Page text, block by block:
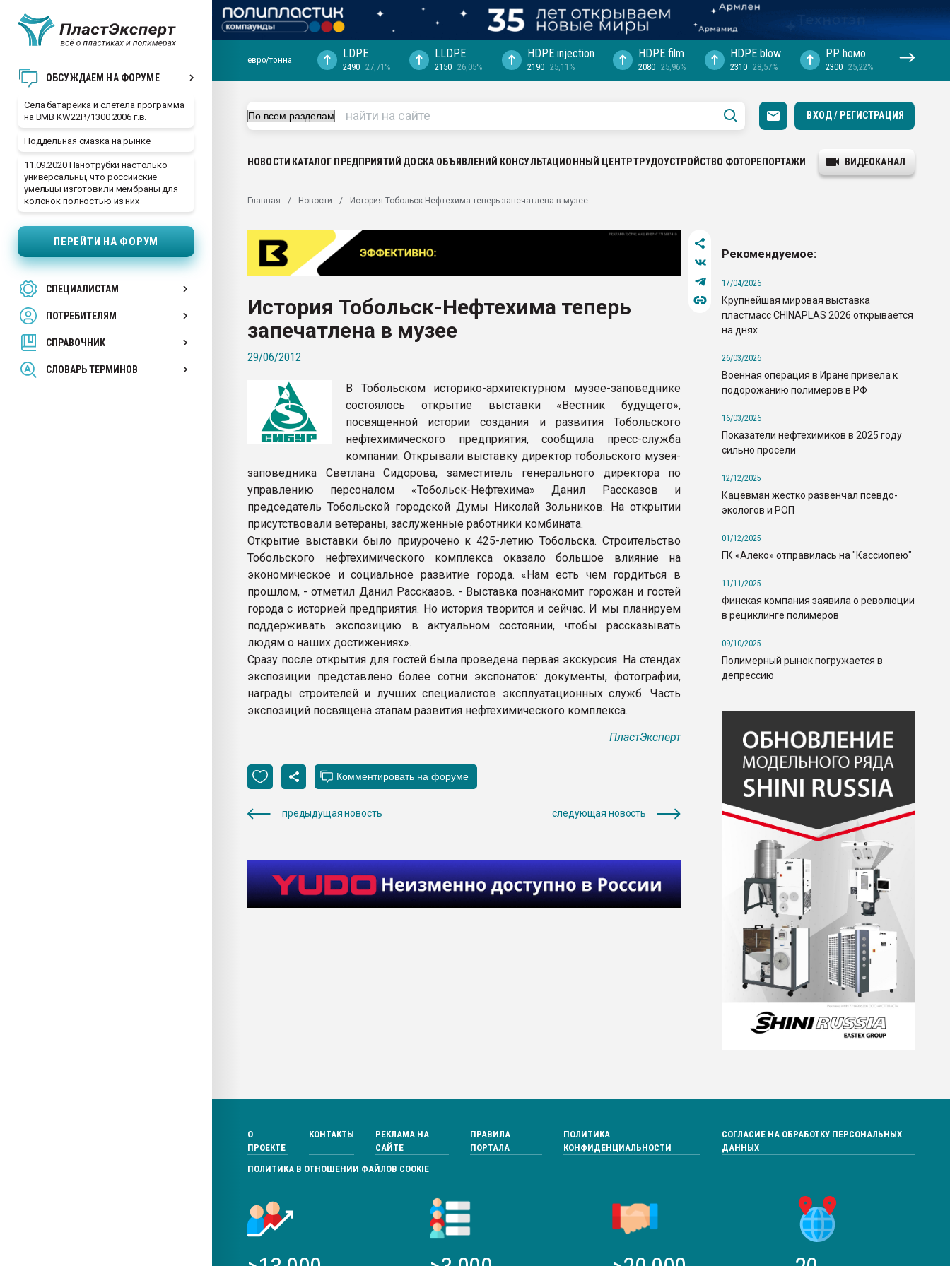
ОБСУЖДАЕМ НА ФОРУМЕ
Села батарейка и слетела программа
на BMB KW22PI/1300 2006 г.в.
Поддельная смазка на рынке
11.09.2020 Нанотрубки настолько
универсальны, что российские
умельцы изготовили мембраны для
колонок полностью из них
ПЕРЕЙТИ НА ФОРУМ
СПЕЦИАЛИСТАМ
ПОТРЕБИТЕЛЯМ
СПРАВОЧНИК
СЛОВАРЬ ТЕРМИНОВ
Помощь в подборе материала
ближайшее подмосковье, с.-в.
28.07.2026 Автоматизация выходит на
28.07.2026 "Технониколь" довольна
ситуацией на строительном рынке
Материал поверхности пуансона для
вакуумного формования
евро/тонна LDPE
2490 27,71%
LLDPE
2150 26,05%
HDPE injection
2190 25,11%
HDPE film
2080 25,96%
HDPE blow
2310 28,57%
PP hомо
2300 25,22%
ВХОД / РЕГИСТРАЦИЯ
НОВОСТИ КАТАЛОГ ПРЕДПРИЯТИЙ ДОСКА ОБЪЯВЛЕНИЙ КОНСУЛЬТАЦИОННЫЙ ЦЕНТРТРУДОУСТРОЙСТВО ФОТОРЕПОРТАЖИ ВИДЕОКАНАЛ
Главная Новости История Тобольск-Нефтехима теперь запечатлена в музее
История Тобольск-Нефтехима теперь
запечатлена в музее
29/06/2012
В Тобольском историко-архитектурном музее-заповеднике
состоялось открытие выставки «Вестник будущего»,
посвященной истории создания и развития Тобольского
нефтехимического предприятия, сообщила пресс-служба
компании. Открывали выставку директор тобольского музея-
заповедника Светлана Сидорова, заместитель генерального директора по
управлению персоналом «Тобольск-Нефтехима» Данил Рассказов и
председатель Тобольской городской Думы Николай Зольников. На открытии
присутствовали ветераны, заслуженные работники комбината.
Открытие выставки было приурочено к 425-летию Тобольска. Строительство
Тобольского нефтехимического комплекса оказало большое влияние на
экономическое и социальное развитие города. «Нам есть чем гордиться в
прошлом, - отметил Данил Рассказов. - Выставка познакомит горожан и гостей
города с историей предприятия. Но история творится и сейчас. И мы планируем
поддерживать экспозицию в актуальном состоянии, чтобы рассказывать
людям о наших достижениях».
Сразу после открытия для гостей была проведена первая экскурсия. На стендах
экспозиции представлено более сотни экспонатов: документы, фотографии,
награды строителей и лучших специалистов эксплуатационных служб. Часть
экспозиций посвящена этапам развития нефтехимического комплекса.
ПластЭксперт
предыдущая новость следующая новость
Рекомендуемое:
17/04/2026
Крупнейшая мировая выставка
пластмасс CHINAPLAS 2026 открывается
на днях
26/03/2026
Военная операция в Иране привела к
подорожанию полимеров в РФ
16/03/2026
Показатели нефтехимиков в 2025 году
сильно просели
12/12/2025
Кацевман жестко развенчал псевдо-
экологов и РОП
01/12/2025
ГК «Алеко» отправилась на "Кассиопею"
11/11/2025
Финская компания заявила о революции
в рециклинге полимеров
09/10/2025
Полимерный рынок погружается в
депрессию
О
ПРОЕКТЕ
КОНТАКТЫ
РЕКЛАМА НА
САЙТЕ
ПРАВИЛА
ПОРТАЛА
ПОЛИТИКА
КОНФИДЕНЦИАЛЬНОСТИ
СОГЛАСИЕ НА ОБРАБОТКУ ПЕРСОНАЛЬНЫХ
ДАННЫХ
ПОЛИТИКА В ОТНОШЕНИИ ФАЙЛОВ COOKIE